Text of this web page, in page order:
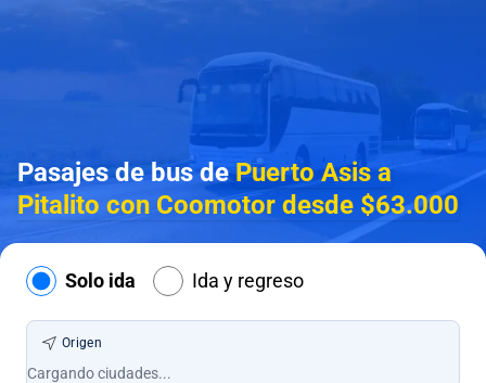
Pasajes de bus dePuerto Asis a
Pitalito con Coomotor desde $63.000
Solo ida Ida y regreso
Origen